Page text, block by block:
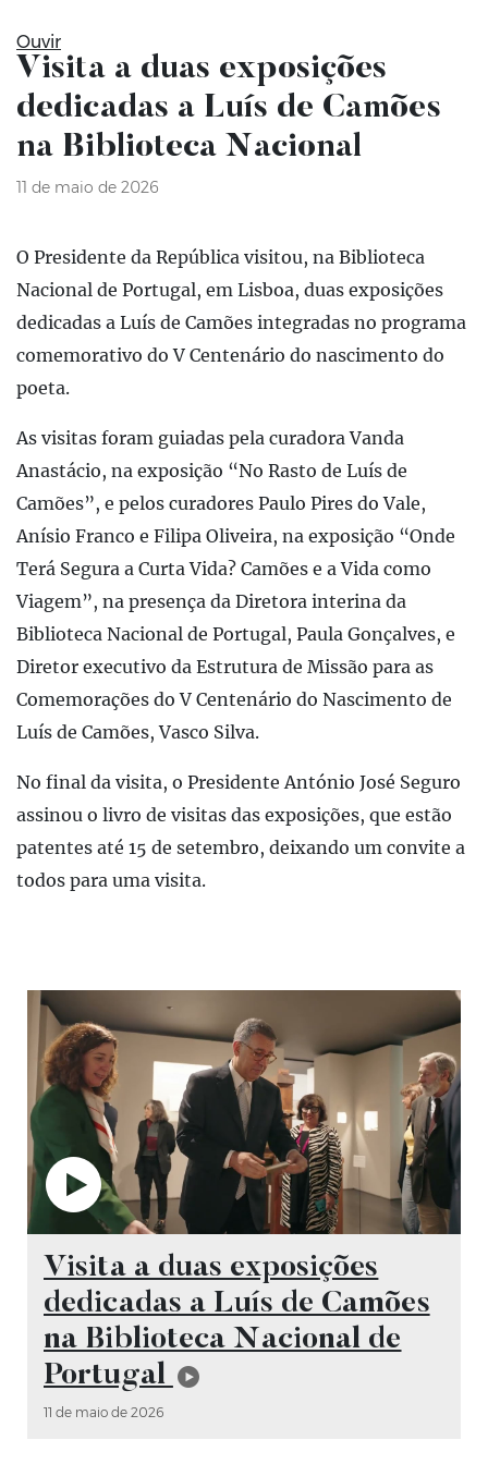
Ouvir
Visita a duas exposições
dedicadas a Luís de Camões
na Biblioteca Nacional
11 de maio de 2026
O Presidente da República visitou, na Biblioteca
Nacional de Portugal, em Lisboa, duas exposições
dedicadas a Luís de Camões integradas no programa
comemorativo do V Centenário do nascimento do
poeta.
As visitas foram guiadas pela curadora Vanda
Anastácio, na exposição “No Rasto de Luís de
Camões”, e pelos curadores Paulo Pires do Vale,
Anísio Franco e Filipa Oliveira, na exposição “Onde
Terá Segura a Curta Vida? Camões e a Vida como
Viagem”, na presença da Diretora interina da
Biblioteca Nacional de Portugal, Paula Gonçalves, e
Diretor executivo da Estrutura de Missão para as
Comemorações do V Centenário do Nascimento de
Luís de Camões, Vasco Silva.
No final da visita, o Presidente António José Seguro
assinou o livro de visitas das exposições, que estão
patentes até 15 de setembro, deixando um convite a
todos para uma visita.
Vídeo
Visita a duas exposições
dedicadas a Luís de Camões
na Biblioteca Nacional de
Portugal
11 de maio de 2026